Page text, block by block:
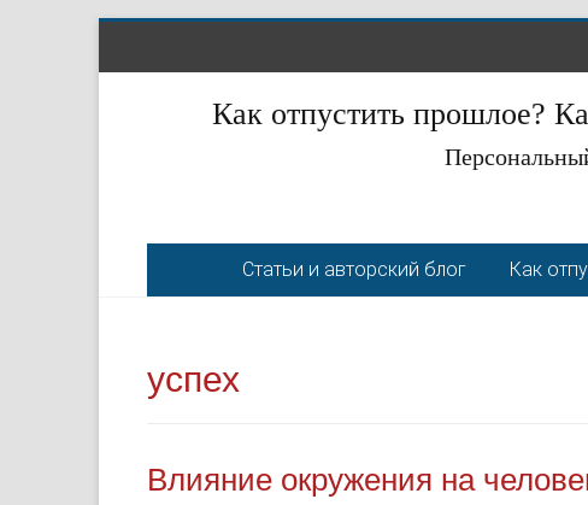
Как отпустить прошлое?
Статьи и авторский блог Как
успех
Влияние окружения на